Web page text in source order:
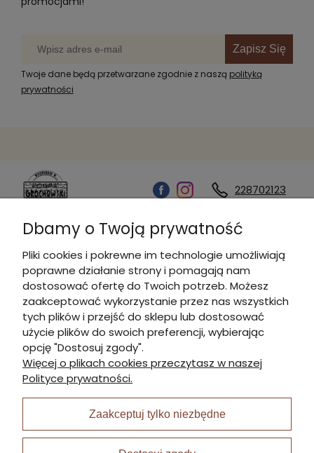
Zapisz Się
Twoje dane będą przetwarzane zgodnie z naszą polityką
prywatności
228702123
Kontakt
Informacje
Płatności i dostawa
Moje konto
I Nagroda w plabiscycie:
Dbamy o Twoją prywatność
Pliki cookies i pokrewne im technologie umożliwiają
poprawne działanie strony i pomagają nam
dostosować ofertę do Twoich potrzeb. Możesz
zaakceptować wykorzystanie przez nas wszystkich
tych plików i przejść do sklepu lub dostosować
użycie plików do swoich preferencji, wybierając
opcję "Dostosuj zgody".
Więcej o plikach cookies przeczytasz w naszej
Polityce prywatności.
Zaakceptuj tylko niezbędne